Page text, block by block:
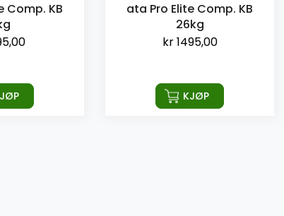
Comp. KB
ata Pro Elite Comp. KB
26kg
kr1495,00
KJØP